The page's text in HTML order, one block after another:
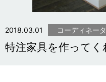
2018.03.01 コーディネー
特注家具を作ってく